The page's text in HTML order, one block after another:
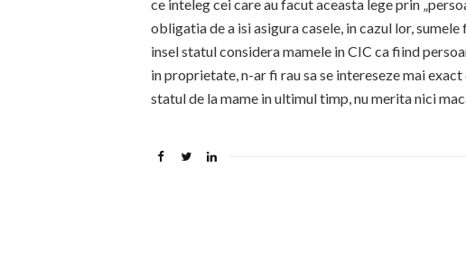
ce inteleg cei care au facut aceasta lege prin
obligatia de a isi asigura casele, in cazul lor,
insel statul considera mamele in CIC ca fiind
in proprietate, n-ar fi rau sa se intereseze mai
statul de la mame in ultimul timp, nu merita nici